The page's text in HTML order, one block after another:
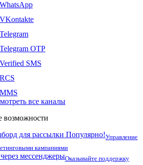
WhatsApp
VKontakte
Telegram
Telegram OTP
Verified SMS
RCS
MMS
все каналы
возможности
для рассылки Популярно!Управление
кампаниями
мессенджерыОказывайте поддержку